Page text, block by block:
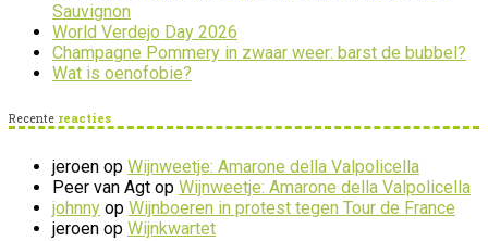
Sauvignon
World Verdejo Day 2026
Champagne Pommery in zwaar weer: barst de bubbel?
Wat is oenofobie?
Recente reacties
jeroen op Wijnweetje: Amarone della Valpolicella
Peer van Agt op Wijnweetje: Amarone della Valpolicella
johnny op Wijnboeren in protest tegen Tour de France
jeroen op Wijnkwartet